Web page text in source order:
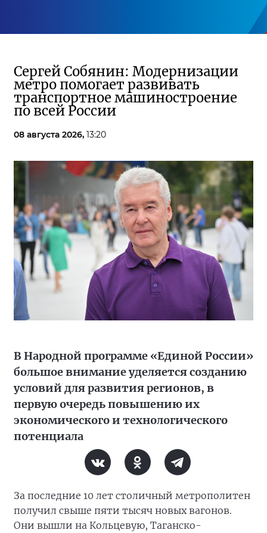
Сергей Собянин: Модернизации
метро помогает развивать
транспортное машиностроение
по всей России
08 августа 2026, 13:20
В Народной программе «Единой России»
большое внимание уделяется созданию
условий для развития регионов, в
первую очередь повышению их
экономического и технологического
потенциала
За последние 10 лет столичный метрополитен
получил свыше пяти тысяч новых вагонов.
Они вышли на Кольцевую, Таганско-